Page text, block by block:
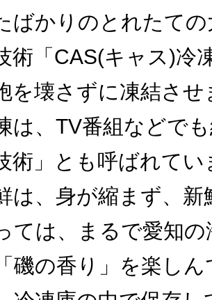
ばかりのとれたて
術「CAS(キャス)冷
を壊さずに凍結させ
は、TV番組などで
術」とも呼ばれて
は、身が縮まず、
ては、まるで愛知
磯の香り」を楽し